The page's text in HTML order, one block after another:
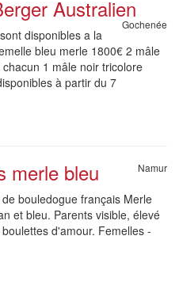
Australien
Gochenée
disponibles a la
bleu merle 1800€ 2 mâle
1 mâle noir tricolore
à partir du 7
merle bleu Namur
bouledogue français Merle
et bleu. Parents visible, élevé
d'amour. Femelles -